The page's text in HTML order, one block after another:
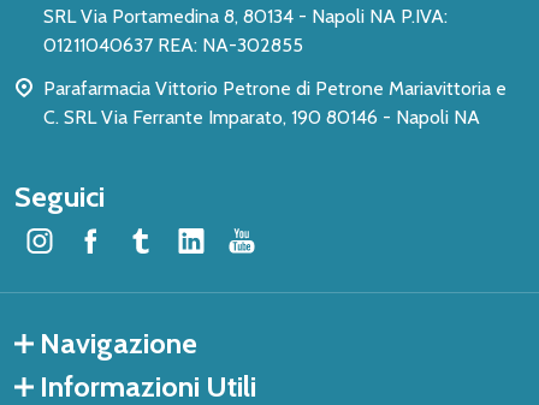
SRL Via Portamedina 8, 80134 - Napoli NA P.IVA:
01211040637 REA: NA-302855
Parafarmacia Vittorio Petrone di Petrone Mariavittoria e
C. SRL Via Ferrante Imparato, 190 80146 - Napoli NA
Seguici
Navigazione
Informazioni Utili